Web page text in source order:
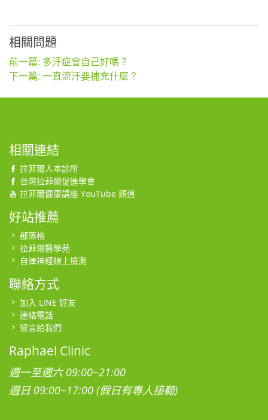
相關問題
前一篇: 多汗症會自己好嗎？
下一篇: 一直流汗要補充什麼？
相關連結
拉菲爾人本診所
台灣拉菲爾促進學會
拉菲爾健康講座 YouTube 頻道
好站推薦
部落格
拉菲爾醫學苑
自律神經線上檢測
聯絡方式
加入 LINE 好友
連絡電話
留言給我們
Raphael Clinic
週一至週六 09:00~21:00
週日 09:00~17:00 (假日有專人接聽)